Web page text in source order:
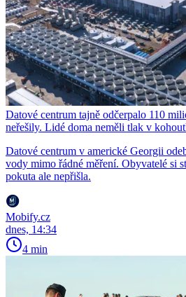
Datové centrum tajně odčerpalo 110
neřešily. Lidé doma neměli tlak v
Datové centrum v americké Georgii
vody mimo řádné měření. Obyvatelé si
pokuta ale nepřišla.
Mobify.cz
dnes, 14:34
4 min